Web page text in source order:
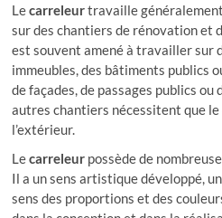
Lecarreleurtravaille
sur des chantiers de rénovation et
est souvent amené à travailler sur
immeubles, des bâtiments publics
de façades, de passages publics ou
autres chantiers nécessitent que le
l’extérieur.
Lecarreleur possède de
Il a un sens artistique développé,
sens des proportions et des